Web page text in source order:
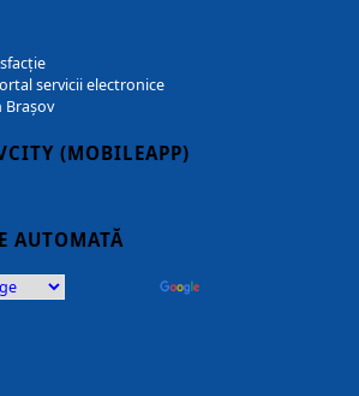
servicii electronice
Brașov
(MOBILEAPP)
AUTOMATĂ